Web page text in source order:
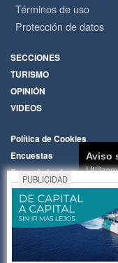
Términos de uso
Protección de datos
SECCIONES
TURISMO
OPINIÓN
VIDEOS
Política de Cookies
Encuestas
Fotos de los lectores
Temas de actualidad
Nosotros
Contacto
RADIO
PUBLICIDAD
Aviso
de